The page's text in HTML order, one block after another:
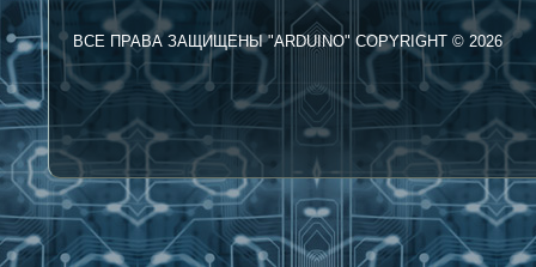
ВСЕ ПРАВА ЗАЩИЩЕНЫ "ARDUINO" COPYRIGHT © 2026